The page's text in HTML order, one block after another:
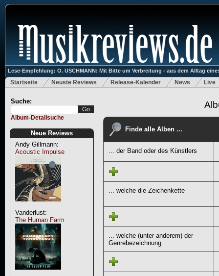
Lese-Empfehlung: O. USCHMANN: Mit Bitte um Verbreitung - aus dem Alltag
Startseite Neuste Reviews Release-Kalender News Live
Suche:
Album-Detailsuche
Neue Reviews
Andy Gillmann:
Acoustic Impulse
Vanderlust:
The Human Farm
Finde alle Alben ...
... der Band oder des Künstlers
... welche die Zeichenkette
... welche (unter anderem) der
Genrebezeichnung